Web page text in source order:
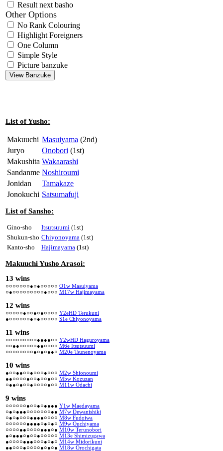
Result next basho
Other Options
No Rank Colouring
Highlight Foreigners
One Column
Simple Style
Picture banzuke
List of Yusho:
Makuuchi Masuiyama (2nd)
Juryo
Onobori (1st)
Makushita Wakaarashi
Sandanme Noshiroumi
Jonidan
Tamakaze
Jonokuchi Satsumafuji
List of Sansho:
Gino-sho Itsutsuumi (1st)
Shukun-sho Chiyonoyama (1st)
Kanto-sho
Hajimayama (1st)
Makuuchi Yusho Arasoi:
13 wins
○○○○○○○●○●○○○○○ O1w Masuiyama
○●○○○○○○○○○●○○○ M17w Hajimayama
12 wins
○○○○○●○○●○●○○○○ Y2eHD Terukuni
●○○○○○○●○●○○○○○ S1e Chiyonoyama
11 wins
○○○○○○○○○●●●●○○ Y2wHD Haguroyama
○○●●○○○○○●●○○○○ M6e Itsutsuumi
○○○○○○○○●○●○●●○ M20e Tsunenoyama
10 wins
●○○●●○○●○○○●○○○ M2w Shionoumi
●●○○○○●○○●○○●○○ M5w Kozuzan
○●●○●○○●○○○○●○○ M11w Odachi
9 wins
○○○○○○●○○●○●●●● Y1w Maedayama
○●○●●●○○○○○○○●● M7w Dewanishiki
○●○●○○○●●●●○○○○ M8w Fudoiwa
○○○○○○●●●●○●○●○ M9w Ouchiyama
○○○○●●○○○○●●●○● M10w Terunobori
●○●●●○●○○●○○○○○ M13e Shimizugawa
●○○○○●●●○○○●○●○ M14w Midorikuni
●●○○○●○○○○●○●○● M18w Orochigata